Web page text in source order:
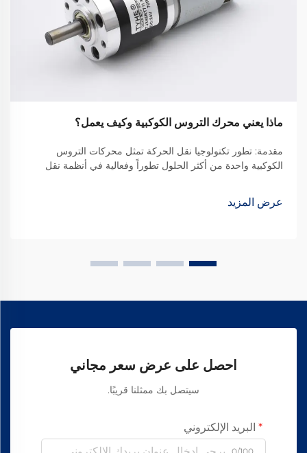
ماذا يعني محرك التروس الكوكبية وكيف يعمل؟
مقدمة: تطور تكنولوجيا نقل الحركة تمثل محركات التروس
الكوكبية واحدة من أكثر الحلول تطوراً وفعالية في أنظمة نقل
الطريقة التي...
عرض المزيد
احصل على عرض سعر مجاني
سيتصل بك ممثلنا قريبًا.
البريد الإلكتروني